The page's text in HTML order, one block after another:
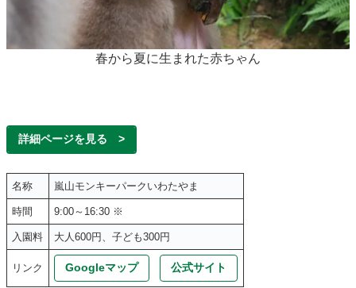
春から夏に生まれた赤ちゃん
詳細ページを見る >
名称 嵐山モンキーパークいわたやま
時間 9:00～16:30 ※
入園料 大人600円、子ども300円
リンク Googleマップ 公式サイト